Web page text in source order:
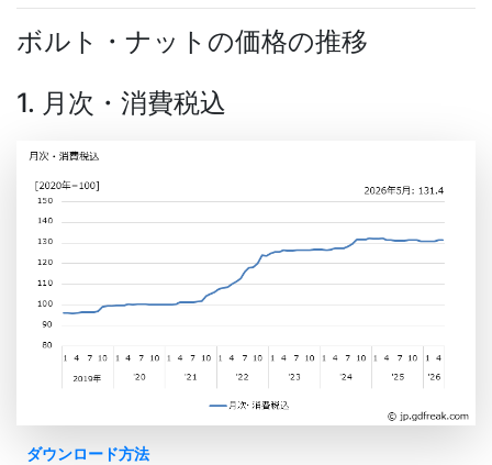
ボルト・ナットの価格の推移
1. 月次・消費税込
ダウンロード方法